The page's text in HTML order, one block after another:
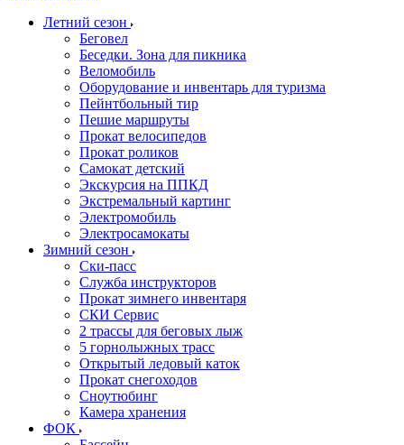
Летний сезон
Беговел
Беседки. Зона для пикника
Веломобиль
Оборудование и инвентарь для туризма
Пейнтбольный тир
Пешие маршруты
Прокат велосипедов
Прокат роликов
Самокат детский
Экскурсия на ППКД
Экстремальный картинг
Электромобиль
Электросамокаты
Зимний сезон
Ски-пасс
Служба инструкторов
Прокат зимнего инвентаря
СКИ Сервис
2 трассы для беговых лыж
5 горнолыжных трасс
Открытый ледовый каток
Прокат снегоходов
Сноутюбинг
Камера хранения
ФОК